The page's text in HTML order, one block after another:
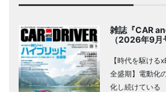
雑誌『CAR
（2026年9月
【時代を駆ける
全盛期】電動化
化し続けている